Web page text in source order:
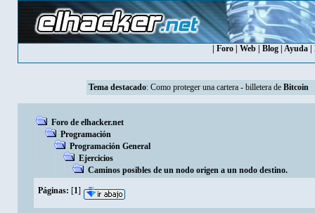
Foro| Web| Blog| Ayuda|
Tema destacado: Como proteger una cartera - billetera de Bitcoin
Foro de elhacker.net
Programación
Programación General
Ejercicios
Caminos posibles de un nodo origen a un nodo destino.
Páginas: [1]